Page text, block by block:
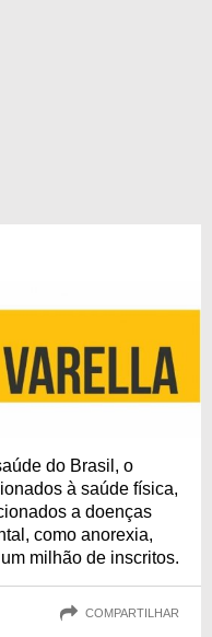
do Brasil, o
à saúde física,
a doenças
como anorexia,
milhão de inscritos.
COMPARTILHAR